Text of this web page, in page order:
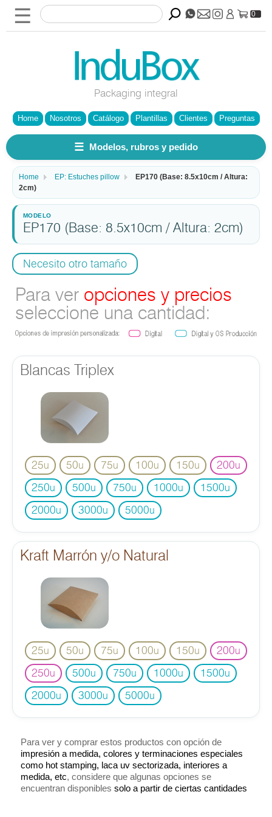
☰
Packaging integral
0
Home Nosotros Catálogo Plantillas Clientes Preguntas
☰ Modelos, rubros y pedido
Home EP: Estuches pillow
EP170 (Base: 8.5x10cm / Altura:
2cm)
EP170 (Base: 8.5x10cm / Altura: 2cm)
Necesito otro tamaño
Para ver opciones y precios
seleccione una cantidad:
Blancas Triplex
25u 50u 75u 100u 150u 200u
250u 500u 750u 1000u 1500u
2000u 3000u 5000u
Kraft Marrón y/o Natural
25u 50u 75u 100u 150u 200u
250u 500u 750u 1000u 1500u
2000u 3000u 5000u
Para ver y comprar estos productos con opción de
impresión a medida, colores y terminaciones especiales
como hot stamping, laca uv sectorizada, interiores a
medida, etc, considere que algunas opciones se
encuentran disponibles solo a partir de ciertas cantidades